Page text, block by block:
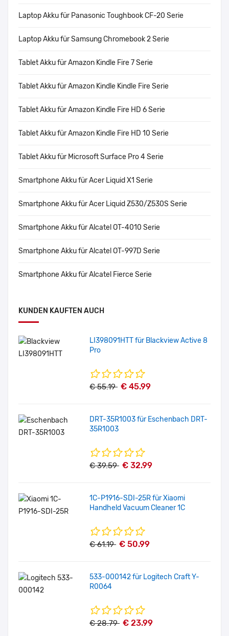
Laptop Akku für Panasonic Toughbook CF-20 Serie
Laptop Akku für Samsung Chromebook 2 Serie
Tablet Akku für Amazon Kindle Fire 7 Serie
Tablet Akku für Amazon Kindle Kindle Fire Serie
Tablet Akku für Amazon Kindle Fire HD 6 Serie
Tablet Akku für Amazon Kindle Fire HD 10 Serie
Tablet Akku für Microsoft Surface Pro 4 Serie
Smartphone Akku für Acer Liquid X1 Serie
Smartphone Akku für Acer Liquid Z530/Z530S Serie
Smartphone Akku für Alcatel OT-4010 Serie
Smartphone Akku für Alcatel OT-997D Serie
Smartphone Akku für Alcatel Fierce Serie
KUNDEN KAUFTEN AUCH
LI398091HTT für Blackview Active 8
Pro
€ 55.19 € 45.99
DRT-35R1003 für Eschenbach DRT-
35R1003
€ 39.59 € 32.99
1C-P1916-SDI-25R für Xiaomi
Handheld Vacuum Cleaner 1C
€ 61.19 € 50.99
533-000142 für Logitech Craft Y-
R0064
€ 28.79 € 23.99